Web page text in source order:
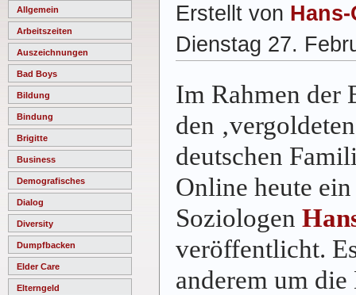
Allgemein
Arbeitszeiten
Auszeichnungen
Bad Boys
Bildung
Bindung
Brigitte
Business
Demografisches
Dialog
Diversity
Dumpfbacken
Elder Care
Elterngeld
Erstellt von
Dienstag 27.
Im Rahmen der
den
deutschen
Online heute
Soziologen
veröffentlicht.
anderem um die